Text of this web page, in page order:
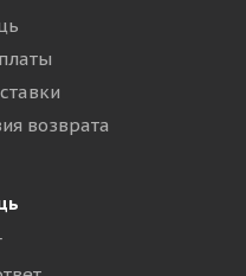
возврата